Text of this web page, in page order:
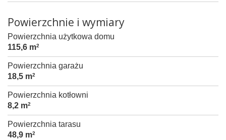
Powierzchnie i wymiary
Powierzchnia użytkowa domu
115,6 m2
Powierzchnia garażu
18,5 m2
Powierzchnia kotłowni
8,2 m2
Powierzchnia tarasu
48,9 m2